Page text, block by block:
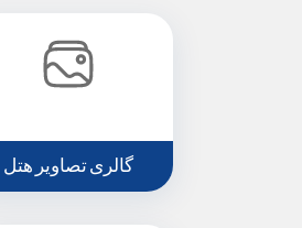
گالری تصاویر هتل